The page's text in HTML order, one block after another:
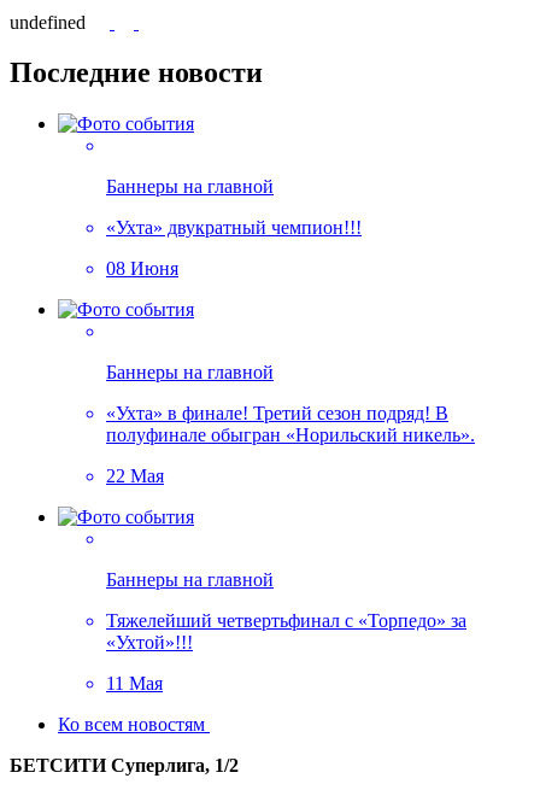
undefined
Последние новости
Баннеры на главной
«Ухта» двукратный чемпион!!!
08 Июня
Баннеры на главной
«Ухта» в финале! Третий сезон подряд! В
полуфинале обыгран «Норильский никель».
22 Мая
Баннеры на главной
Тяжелейший четвертьфинал с «Торпедо» за
«Ухтой»!!!
11 Мая
Ко всем новостям
БЕТСИТИ Суперлига, 1/2